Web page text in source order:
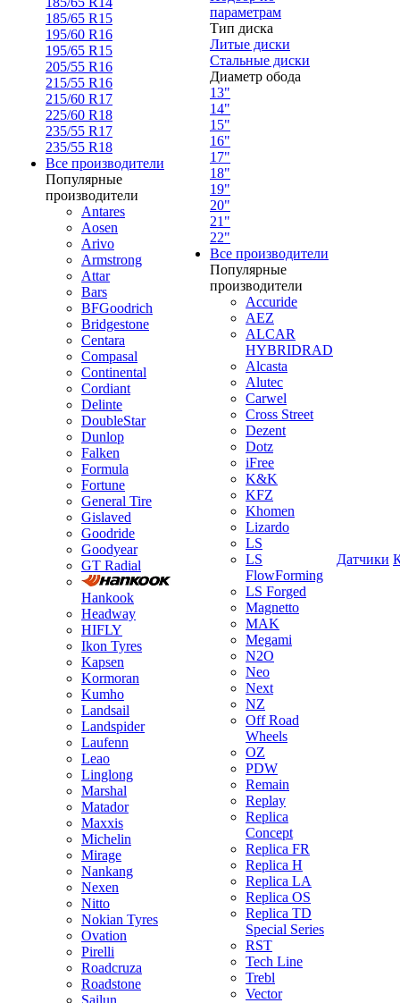
185/65 R15
195/60 R16
195/65 R15
205/55 R16
215/55 R16
215/60 R17
225/60 R18
235/55 R17
235/55 R18
Все производители
Популярные
производители
Antares
Aosen
Arivo
Armstrong
Attar
Bars
BFGoodrich
Bridgestone
Centara
Compasal
Continental
Cordiant
Delinte
DoubleStar
Dunlop
Falken
Formula
Fortune
General Tire
Gislaved
Goodride
Goodyear
GT Radial
Hankook
Headway
HIFLY
Ikon Tyres
Kapsen
Kormoran
Kumho
Landsail
Landspider
Laufenn
Leao
Linglong
Marshal
Matador
Maxxis
Michelin
Mirage
Nankang
Nexen
Nitto
Nokian Tyres
Ovation
Pirelli
Roadcruza
Roadstone
Sailun
параметрам
Тип диска
Литые диски
Стальные диски
Диаметр обода
13"
14"
15"
16"
17"
18"
19"
20"
21"
22"
Все производители
Популярные
производители
Accuride
AEZ
ALCAR
HYBRIDRAD
Alcasta
Alutec
Carwel
Cross Street
Dezent
Dotz
iFree
K&K
KFZ
Khomen
Lizardo
LS
LS
FlowForming
LS Forged
Magnetto
MAK
Megami
N2O
Neo
Next
NZ
Off Road
Wheels
OZ
PDW
Remain
Replay
Replica
Concept
Replica FR
Replica H
Replica LA
Replica OS
Replica TD
Special Series
RST
Tech Line
Trebl
Vector
Датчики